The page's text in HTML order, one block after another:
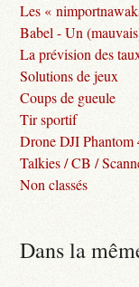
Les «
Babel - Un
La prévision des
Solutions de jeux
Coups de gueule
Tir sportif
Drone DJI Phantom
Talkies / CB /
Non classés
Dans la